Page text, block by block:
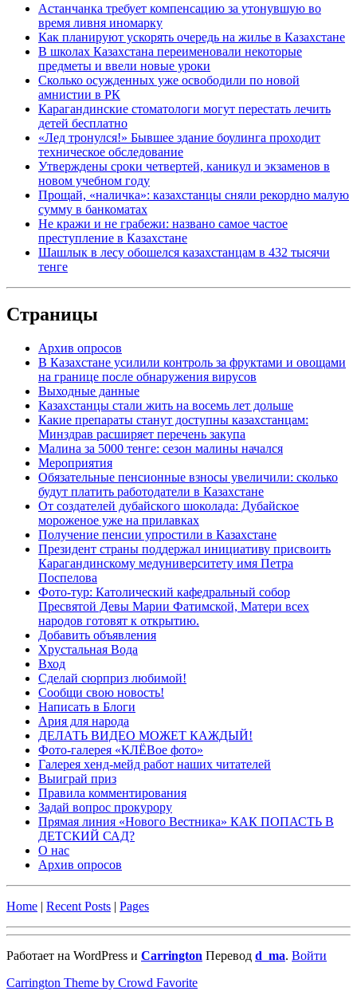
Астанчанка требует компенсацию за утонувшую во
время ливня иномарку
Как планируют ускорять очередь на жилье в Казахстане
В школах Казахстана переименовали некоторые
предметы и ввели новые уроки
Сколько осужденных уже освободили по новой
амнистии в РК
Карагандинские стоматологи могут перестать лечить
детей бесплатно
«Лед тронулся!» Бывшее здание боулинга проходит
техническое обследование
Утверждены сроки четвертей, каникул и экзаменов в
новом учебном году
Прощай, «наличка»: казахстанцы сняли рекордно малую
сумму в банкоматах
Не кражи и не грабежи: названо самое частое
преступление в Казахстане
Шашлык в лесу обошелся казахстанцам в 432 тысячи
тенге
Страницы
Архив опросов
В Казахстане усилили контроль за фруктами и овощами
на границе после обнаружения вирусов
Выходные данные
Казахстанцы стали жить на восемь лет дольше
Какие препараты станут доступны казахстанцам:
Минздрав расширяет перечень закупа
Малина за 5000 тенге: сезон малины начался
Мероприятия
Обязательные пенсионные взносы увеличили: сколько
будут платить работодатели в Казахстане
От создателей дубайского шоколада: Дубайское
мороженое уже на прилавках
Получение пенсии упростили в Казахстане
Президент страны поддержал инициативу присвоить
Карагандинскому медуниверситету имя Петра
Поспелова
Фото-тур: Католический кафедральный собор
Пресвятой Девы Марии Фатимской, Матери всех
народов готовят к открытию.
Добавить объявления
Хрустальная Вода
Вход
Сделай сюрприз любимой!
Сообщи свою новость!
Написать в Блоги
Ария для народа
ДЕЛАТЬ ВИДЕО МОЖЕТ КАЖДЫЙ!
Фото-галерея «КЛЁВое фото»
Галерея хенд-мейд работ наших читателей
Выиграй приз
Правила комментирования
Задай вопрос прокурору
Прямая линия «Нового Вестника» КАК ПОПАСТЬ В
ДЕТСКИЙ САД?
О нас
Архив опросов
Home | Recent Posts | Pages
Работает на WordPress и Carrington Перевод d_ma. Войти
Carrington Theme by Crowd Favorite